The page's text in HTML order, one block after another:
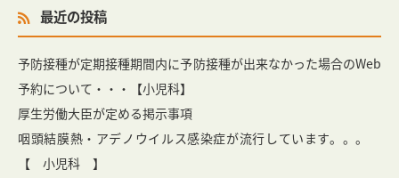
最近の投稿
予防接種が定期接種期間内に予防接種が出来なかった場合のWeb
予約について・・・【小児科】
厚生労働大臣が定める掲示事項
咽頭結膜熱・アデノウイルス感染症が流行しています。。。
【 小児科 】